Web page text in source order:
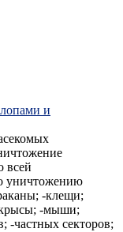
и
всей
уничтожению
-клещи;
крысы; -мыши;
-частных секторов;